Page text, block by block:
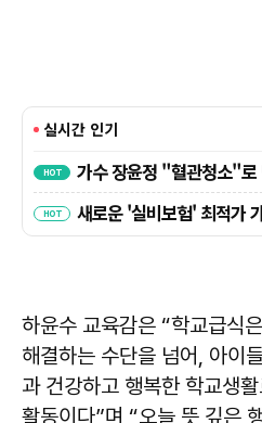
하윤수 교육감은 “학교급식
해결하는 수단을 넘어, 아이
과 건강하고 행복한 학교생
활동이다”며 “오늘 뜻 깊은